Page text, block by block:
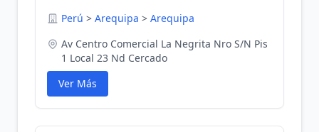
Perú > Arequipa > Arequipa
Av Centro Comercial La Negrita Nro S/N Pis
1 Local 23 Nd Cercado
Ver Más